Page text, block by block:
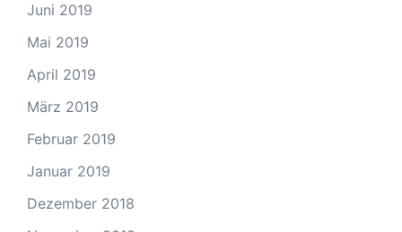
Juni 2019
Mai 2019
April 2019
März 2019
Februar 2019
Januar 2019
Dezember 2018